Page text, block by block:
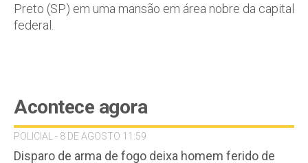
Preto (SP) em uma mansão em área nobre da capital
federal.
Acontece agora
POLICIAL - 8 DE AGOSTO 11:59
Disparo de arma de fogo deixa homem ferido de